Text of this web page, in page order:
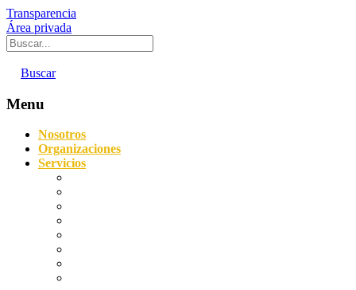
Transparencia
Área privada
Buscar
Menu
Nosotros
Organizaciones
Servicios